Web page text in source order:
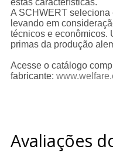
estas características.
A SCHWERT seleciona
levando em
técnicos e econômicos.
primas da produção
Acesse o catálogo
fabricante:
Avaliações